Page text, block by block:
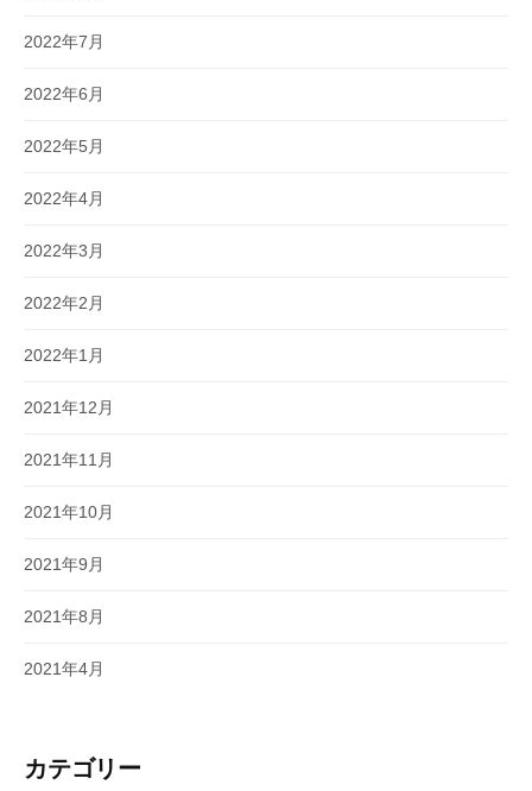
2022年7月
2022年6月
2022年5月
2022年4月
2022年3月
2022年2月
2022年1月
2021年12月
2021年11月
2021年10月
2021年9月
2021年8月
2021年4月
カテゴリー